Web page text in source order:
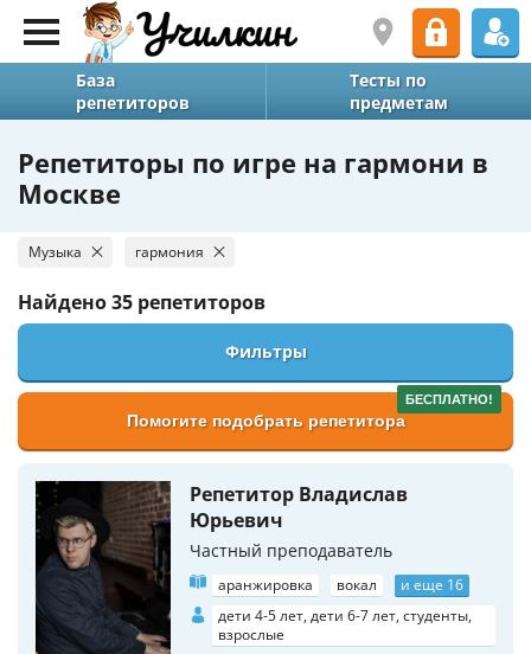
База
репетиторов
Тесты по
предметам
Репетиторы по игре на гармони в
Москве
Музыка гармония
Найдено35 репетиторов
Фильтры
БЕСПЛАТНО!
Помогите подобрать репетитора
Репетитор Владислав
Юрьевич
Частный преподаватель
аранжировка вокал
и еще 16
дети 4-5 лет, дети 6-7 лет, студенты,
взрослые